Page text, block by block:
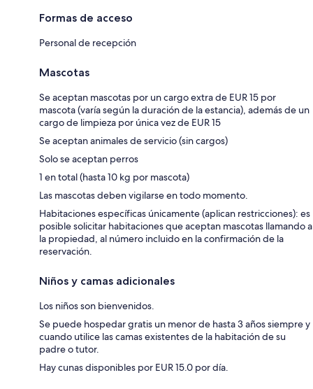
Formas de acceso
Personal de recepción
Mascotas
Se aceptan mascotas por un cargo extra de EUR 15 por
mascota (varía según la duración de la estancia), además de un
cargo de limpieza por única vez de EUR 15
Se aceptan animales de servicio (sin cargos)
Solo se aceptan perros
1 en total (hasta 10 kg por mascota)
Las mascotas deben vigilarse en todo momento.
Habitaciones específicas únicamente (aplican restricciones): es
posible solicitar habitaciones que aceptan mascotas llamando a
la propiedad, al número incluido en la confirmación de la
reservación.
Niños y camas adicionales
Los niños son bienvenidos.
Se puede hospedar gratis un menor de hasta 3 años siempre y
cuando utilice las camas existentes de la habitación de su
padre o tutor.
Hay cunas disponibles por EUR 15.0 por día.